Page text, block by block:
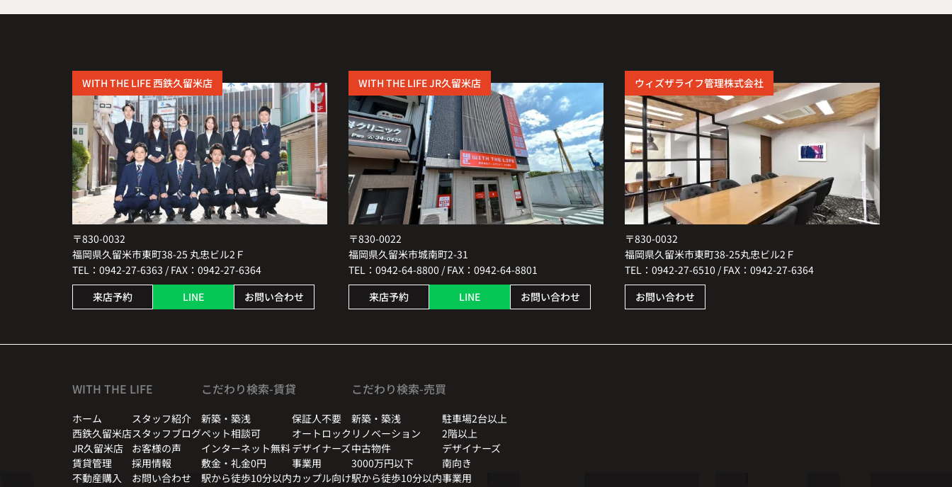
WITH THE LIFE 西鉄久留米店
〒830-0032
福岡県久留米市東町38-25 丸忠ビル2Ｆ
TEL：0942-27-6363 / FAX：0942-27-6364
来店予約
LINE お問い合わせ
WITH THE LIFE JR久留米店
〒830-0022
福岡県久留米市城南町2-31
TEL：0942-64-8800 / FAX：0942-64-8801
来店予約
LINE お問い合わせ
ウィズザライフ管理株式会社
〒830-0032
福岡県久留米市東町38-25丸忠ビル2Ｆ
TEL：0942-27-6510 / FAX：0942-27-6364
お問い合わせ
WITH THE LIFE
ホーム
西鉄久留米店
JR久留米店
賃貸管理
不動産購入
スタッフ紹介
スタッフブログ
お客様の声
採用情報
お問い合わせ
こだわり検索-賃貸
新築・築浅
ペット相談可
インターネット無料
敷金・礼金0円
駅から徒歩10分以内
保証人不要
オートロック
デザイナーズ
事業用
カップル向け
こだわり検索-売買
新築・築浅
リノベーション
中古物件
3000万円以下
駅から徒歩10分以内
駐車場2台以上
2階以上
デザイナーズ
南向き
事業用